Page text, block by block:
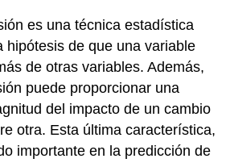
es una técnica estadística
hipótesis de que una variable
de otras variables. Además,
puede proporcionar una
del impacto de un cambio
otra. Esta última característica,
importante en la predicción de